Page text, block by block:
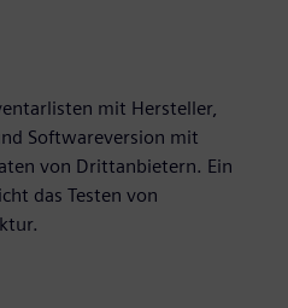
mit Hersteller,
Softwareversion mit
von Drittanbietern. Ein
das Testen von